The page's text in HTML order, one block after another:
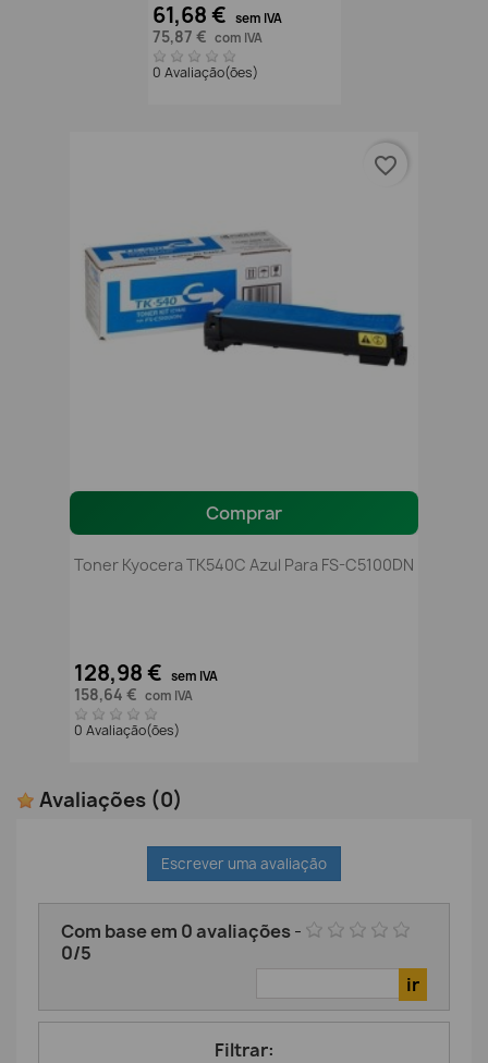
61,68 € sem IVA
75,87 € com IVA
0 Avaliação(ões)
Comprar
Toner Kyocera TK540C Azul Para FS-C5100DN
128,98 € sem IVA
158,64 € com IVA
0 Avaliação(ões)
favorite_border
Avaliações (0)
Escrever uma avaliação
Com base em 0avaliações-
0/5
Filtrar: